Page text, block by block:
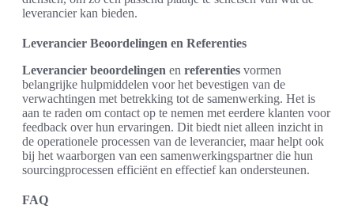
leverancier kan bieden.
Leverancier Beoordelingen en Referenties
Leverancier beoordelingen en referenties vormen
belangrijke hulpmiddelen voor het bevestigen van de
verwachtingen met betrekking tot de samenwerking. Het is
aan te raden om contact op te nemen met eerdere klanten voor
feedback over hun ervaringen. Dit biedt niet alleen inzicht in
de operationele processen van de leverancier, maar helpt ook
bij het waarborgen van een samenwerkingspartner die hun
sourcingprocessen efficiënt en effectief kan ondersteunen.
FAQ